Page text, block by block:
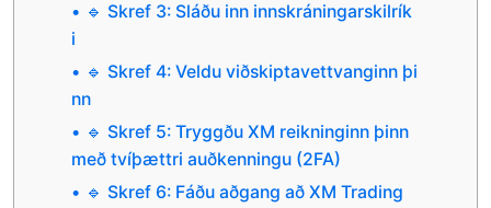
🔹 Skref 3: Sláðu inn innskráningarskilrík
i
🔹 Skref 4: Veldu viðskiptavettvanginn þi
nn
🔹 Skref 5: Tryggðu XM reikninginn þinn
með tvíþættri auðkenningu (2FA)
🔹 Skref 6: Fáðu aðgang að XM Trading